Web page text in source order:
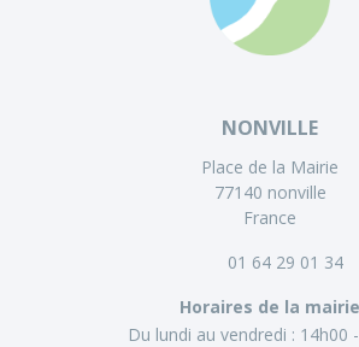
NONVILLE
Place de la Mairie
77140 nonville
France
01 64 29 01 34
Horaires de la mairie
Du lundi au vendredi : 14h00